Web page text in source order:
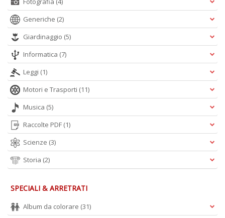
Generiche (2)
Giardinaggio (5)
Informatica (7)
Leggi (1)
Motori e Trasporti (11)
Musica (5)
Raccolte PDF (1)
Scienze (3)
Storia (2)
SPECIALI & ARRETRATI
Album da colorare (31)